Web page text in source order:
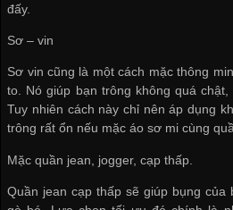
đấy.
Sơ – vin
Sơ vin cũng là một cách mặc thông
to. Nó giúp bạn trông không quá
Tuy nhiên cách này chỉ nên áp dụng
trông rất ổn nếu mặc áo sơ mi cùng
Mặc quần jean, jogger, cạp thấp.
Quần jean cạp thấp sẽ giúp bụng của